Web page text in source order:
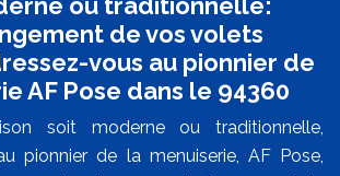
de vos volets
vous au pionnier de
AF Pose dans le 94360
soit moderne ou traditionnelle,
pionnier de la menuiserie, AF Pose,